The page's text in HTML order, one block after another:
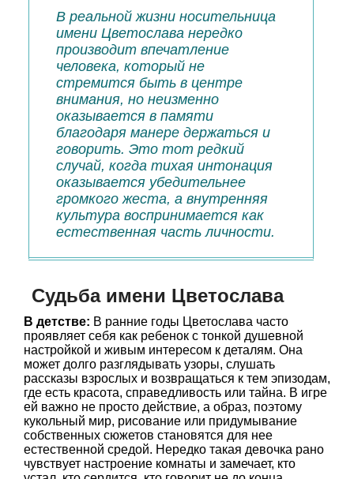
В реальной жизни носительница
имени Цветослава нередко
производит впечатление
человека, который не
стремится быть в центре
внимания, но неизменно
оказывается в памяти
благодаря манере держаться и
говорить. Это тот редкий
случай, когда тихая интонация
оказывается убедительнее
громкого жеста, а внутренняя
культура воспринимается как
естественная часть личности.
Судьба имени Цветослава
В детстве: В ранние годы Цветослава часто
проявляет себя как ребенок с тонкой душевной
настройкой и живым интересом к деталям. Она
может долго разглядывать узоры, слушать
рассказы взрослых и возвращаться к тем эпизодам,
где есть красота, справедливость или тайна. В игре
ей важно не просто действие, а образ, поэтому
кукольный мир, рисование или придумывание
собственных сюжетов становятся для нее
естественной средой. Нередко такая девочка рано
чувствует настроение комнаты и замечает, кто